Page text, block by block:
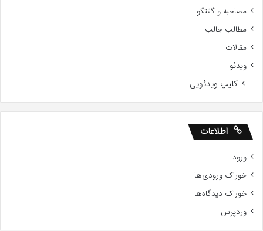
مصاحبه و گفتگو
مطالب جالب
مقالات
ویدئو
کلیپ ویدئویی
اطلاعات
ورود
خوراک ورودی‌ها
خوراک دیدگاه‌ها
وردپرس